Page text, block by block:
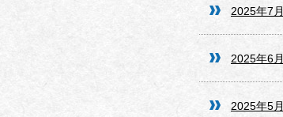
2025年7月
2025年6月
2025年5月